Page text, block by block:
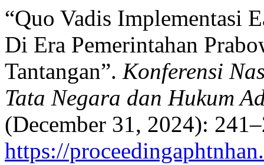
“Quo Vadis Implementasi
Di Era Pemerintahan
Tantangan”. Konferensi
Tata Negara dan Hukum
(December 31, 2024):
https://